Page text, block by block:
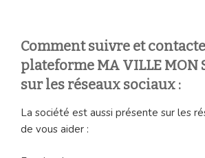
Comment suivre et
plateforme MA VILLE MON
sur les réseaux sociaux :
La société est aussi présente sur les
de vous aider :